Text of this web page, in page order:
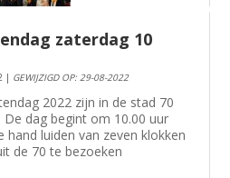
zaterdag 10
| GEWIJZIGD OP: 29-08-2022
2022 zijn in de stad 70
dag begint om 10.00 uur
luiden van zeven klokken
de 70 te bezoeken